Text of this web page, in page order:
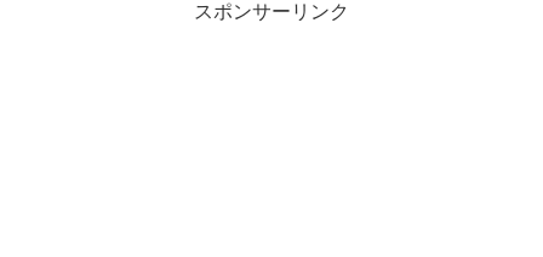
スポンサーリンク